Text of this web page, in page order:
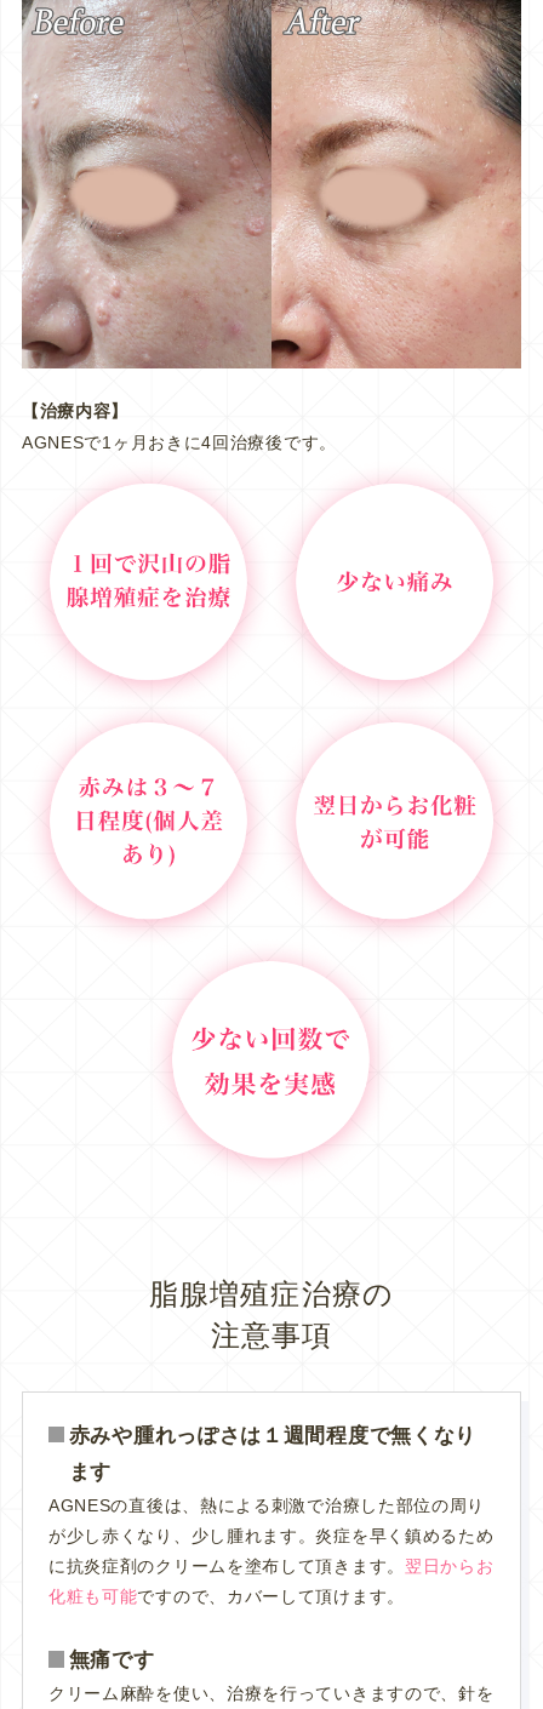
【治療内容】
AGNESで1ヶ月おきに4回治療後です。
脂腺増殖症治療の
注意事項
赤みや腫れっぽさは１週間程度で無くなり
ます
AGNESの直後は、熱による刺激で治療した部位の周り
が少し赤くなり、少し腫れます。炎症を早く鎮めるため
に抗炎症剤のクリームを塗布して頂きます。 翌日からお
化粧も可能ですので、カバーして頂けます。
無痛です
クリーム麻酔を使い、治療を行っていきますので、針を